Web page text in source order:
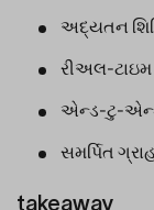
અદ્યતન
રીઅલ-
એન્ડ-ટુ-
સમર્પિત
takeaway